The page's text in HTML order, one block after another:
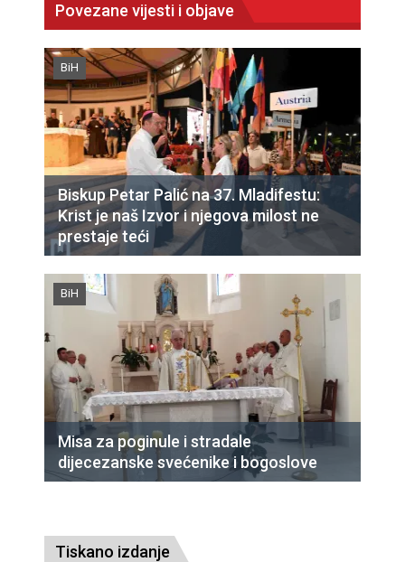
Povezane vijesti i objave
BiH
Biskup Petar Palić na 37. Mladifestu:
Krist je naš Izvor i njegova milost ne
prestaje teći
BiH
Misa za poginule i stradale
dijecezanske svećenike i bogoslove
Tiskano izdanje